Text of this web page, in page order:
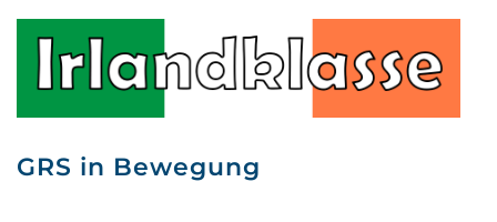
GRS in Bewegung